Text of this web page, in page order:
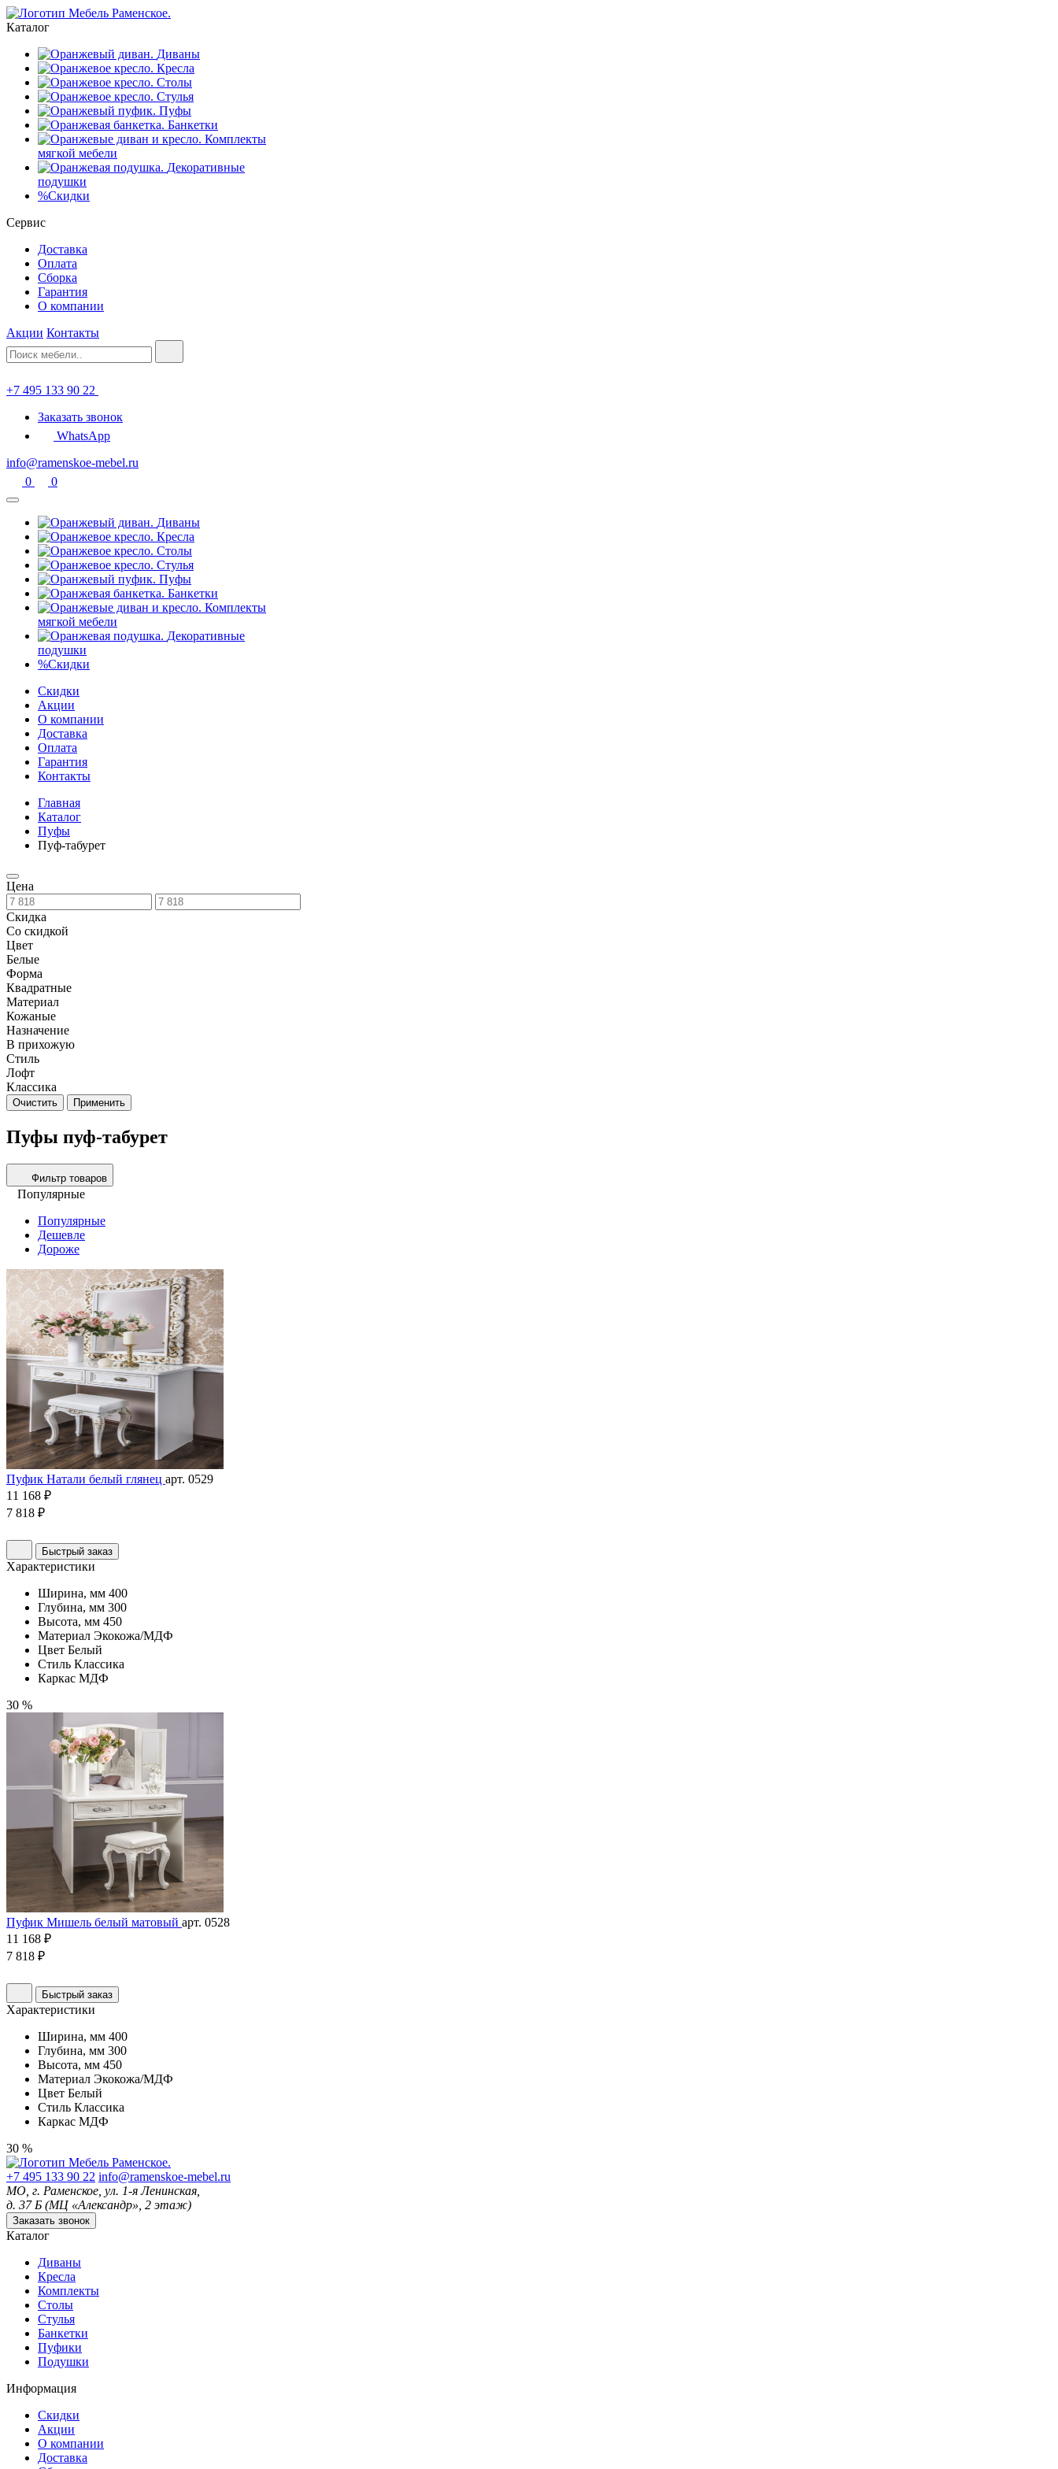
Каталог
Диваны
Кресла
Столы
Стулья
Пуфы
Банкетки
Комплекты
мягкой мебели
Декоративные
подушки
%Скидки
Сервис
Доставка
Оплата
Сборка
Гарантия
О компании
Акции Контакты
+7 495 133 90 22
Заказать звонок
WhatsApp
info@ramenskoe-mebel.ru
0
0
Диваны
Кресла
Столы
Стулья
Пуфы
Банкетки
Комплекты
мягкой мебели
Декоративные
подушки
%Скидки
Скидки
Акции
О компании
Доставка
Оплата
Гарантия
Контакты
Главная
Каталог
Пуфы
Пуф-табурет
Цена
Скидка
Со скидкой
Цвет
Белые
Форма
Квадратные
Материал
Кожаные
Назначение
В прихожую
Стиль
Лофт
Классика
Очистить Применить
Пуфы пуф-табурет
Фильтр товаров
Популярные
Популярные
Дешевле
Дороже
Пуфик Натали белый глянец арт. 0529
11 168 ₽
7 818 ₽
Быстрый заказ
Характеристики
Ширина, мм 400
Глубина, мм 300
Высота, мм 450
Материал Экокожа/МДФ
Цвет Белый
Стиль Классика
Каркас МДФ
30 %
Пуфик Мишель белый матовый арт. 0528
11 168 ₽
7 818 ₽
Быстрый заказ
Характеристики
Ширина, мм 400
Глубина, мм 300
Высота, мм 450
Материал Экокожа/МДФ
Цвет Белый
Стиль Классика
Каркас МДФ
30 %
+7 495 133 90 22 info@ramenskoe-mebel.ru
МО, г. Раменское, ул. 1-я Ленинская,
д. 37 Б (МЦ «Александр», 2 этаж)
Заказать звонок
Каталог
Диваны
Кресла
Комплекты
Столы
Стулья
Банкетки
Пуфики
Подушки
Информация
Скидки
Акции
О компании
Доставка